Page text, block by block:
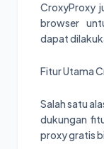
CroxyProxy
browser
dapat
Fitur Utama
Salah satu
dukungan
proxy gratis